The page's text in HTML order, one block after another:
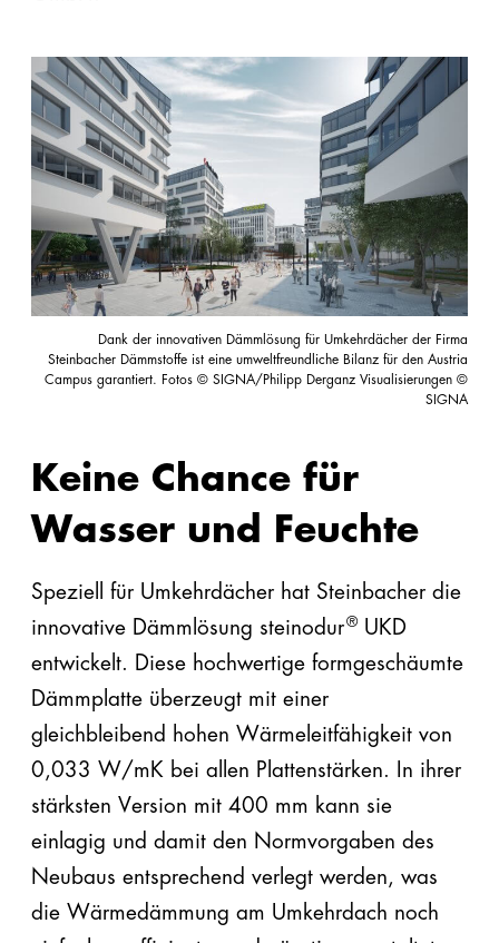
Dank der innovativen Dämmlösung für Umkehrdächer der Firma
Steinbacher Dämmstoffe ist eine umweltfreundliche Bilanz für den Austria
Campus garantiert. Fotos © SIGNA/Philipp Derganz Visualisierungen ©
SIGNA
Keine Chance für
Wasser und Feuchte
Speziell für Umkehrdächer hat Steinbacher die
innovative Dämmlösung steinodur®UKD
entwickelt. Diese hochwertige formgeschäumte
Dämmplatte überzeugt mit einer
gleichbleibend hohen Wärmeleitfähigkeit von
0,033 W/mK bei allen Plattenstärken. In ihrer
stärksten Version mit 400 mm kann sie
einlagig und damit den Normvorgaben des
Neubaus entsprechend verlegt werden, was
die Wärmedämmung am Umkehrdach noch